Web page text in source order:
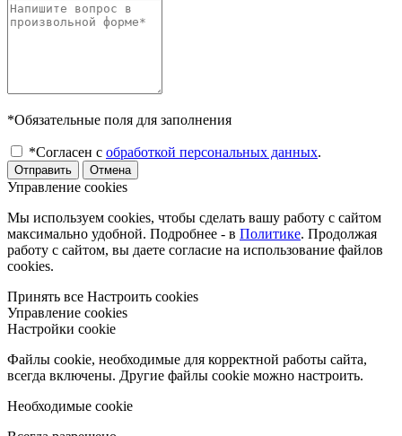
*Обязательные поля для заполнения
*Согласен с обработкой персональных данных.
Отправить Отмена
Управление cookies
Мы используем cookies, чтобы сделать вашу работу с сайтом
максимально удобной. Подробнее - в Политике. Продолжая
работу с сайтом, вы даете согласие на использование файлов
cookies.
Принять все Настроить cookies
Управление cookies
Настройки cookie
Файлы cookie, необходимые для корректной работы сайта,
всегда включены. Другие файлы cookie можно настроить.
Необходимые cookie